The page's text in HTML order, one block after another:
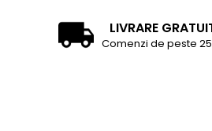
LIVRARE
Comenzi de peste